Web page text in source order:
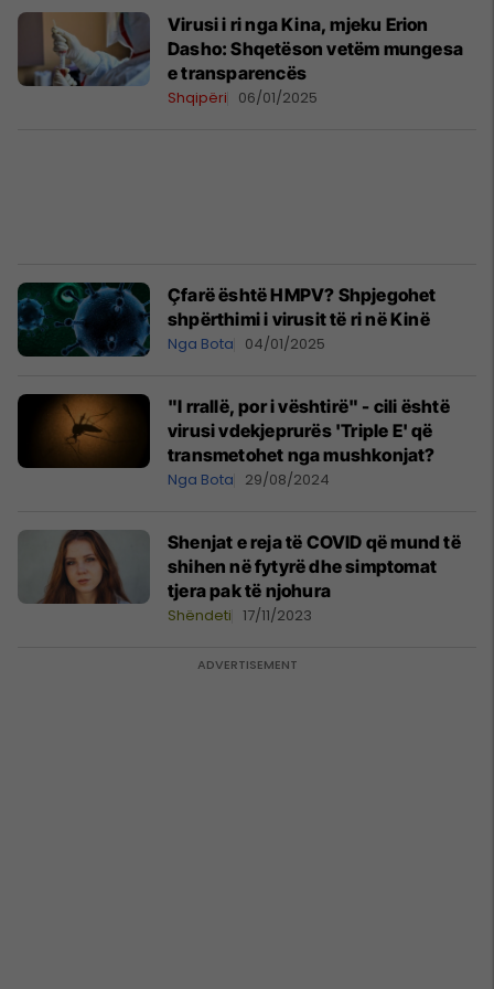
Virusi i ri nga Kina, mjeku Erion
Dasho: Shqetëson vetëm mungesa
e transparencës
Shqipëri 06/01/2025
Çfarë është HMPV? Shpjegohet
shpërthimi i virusit të ri në Kinë
Nga Bota 04/01/2025
"I rrallë, por i vështirë" - cili është
virusi vdekjeprurës 'Triple E' që
transmetohet nga mushkonjat?
Nga Bota 29/08/2024
Shenjat e reja të COVID që mund të
shihen në fytyrë dhe simptomat
tjera pak të njohura
Shëndeti 17/11/2023